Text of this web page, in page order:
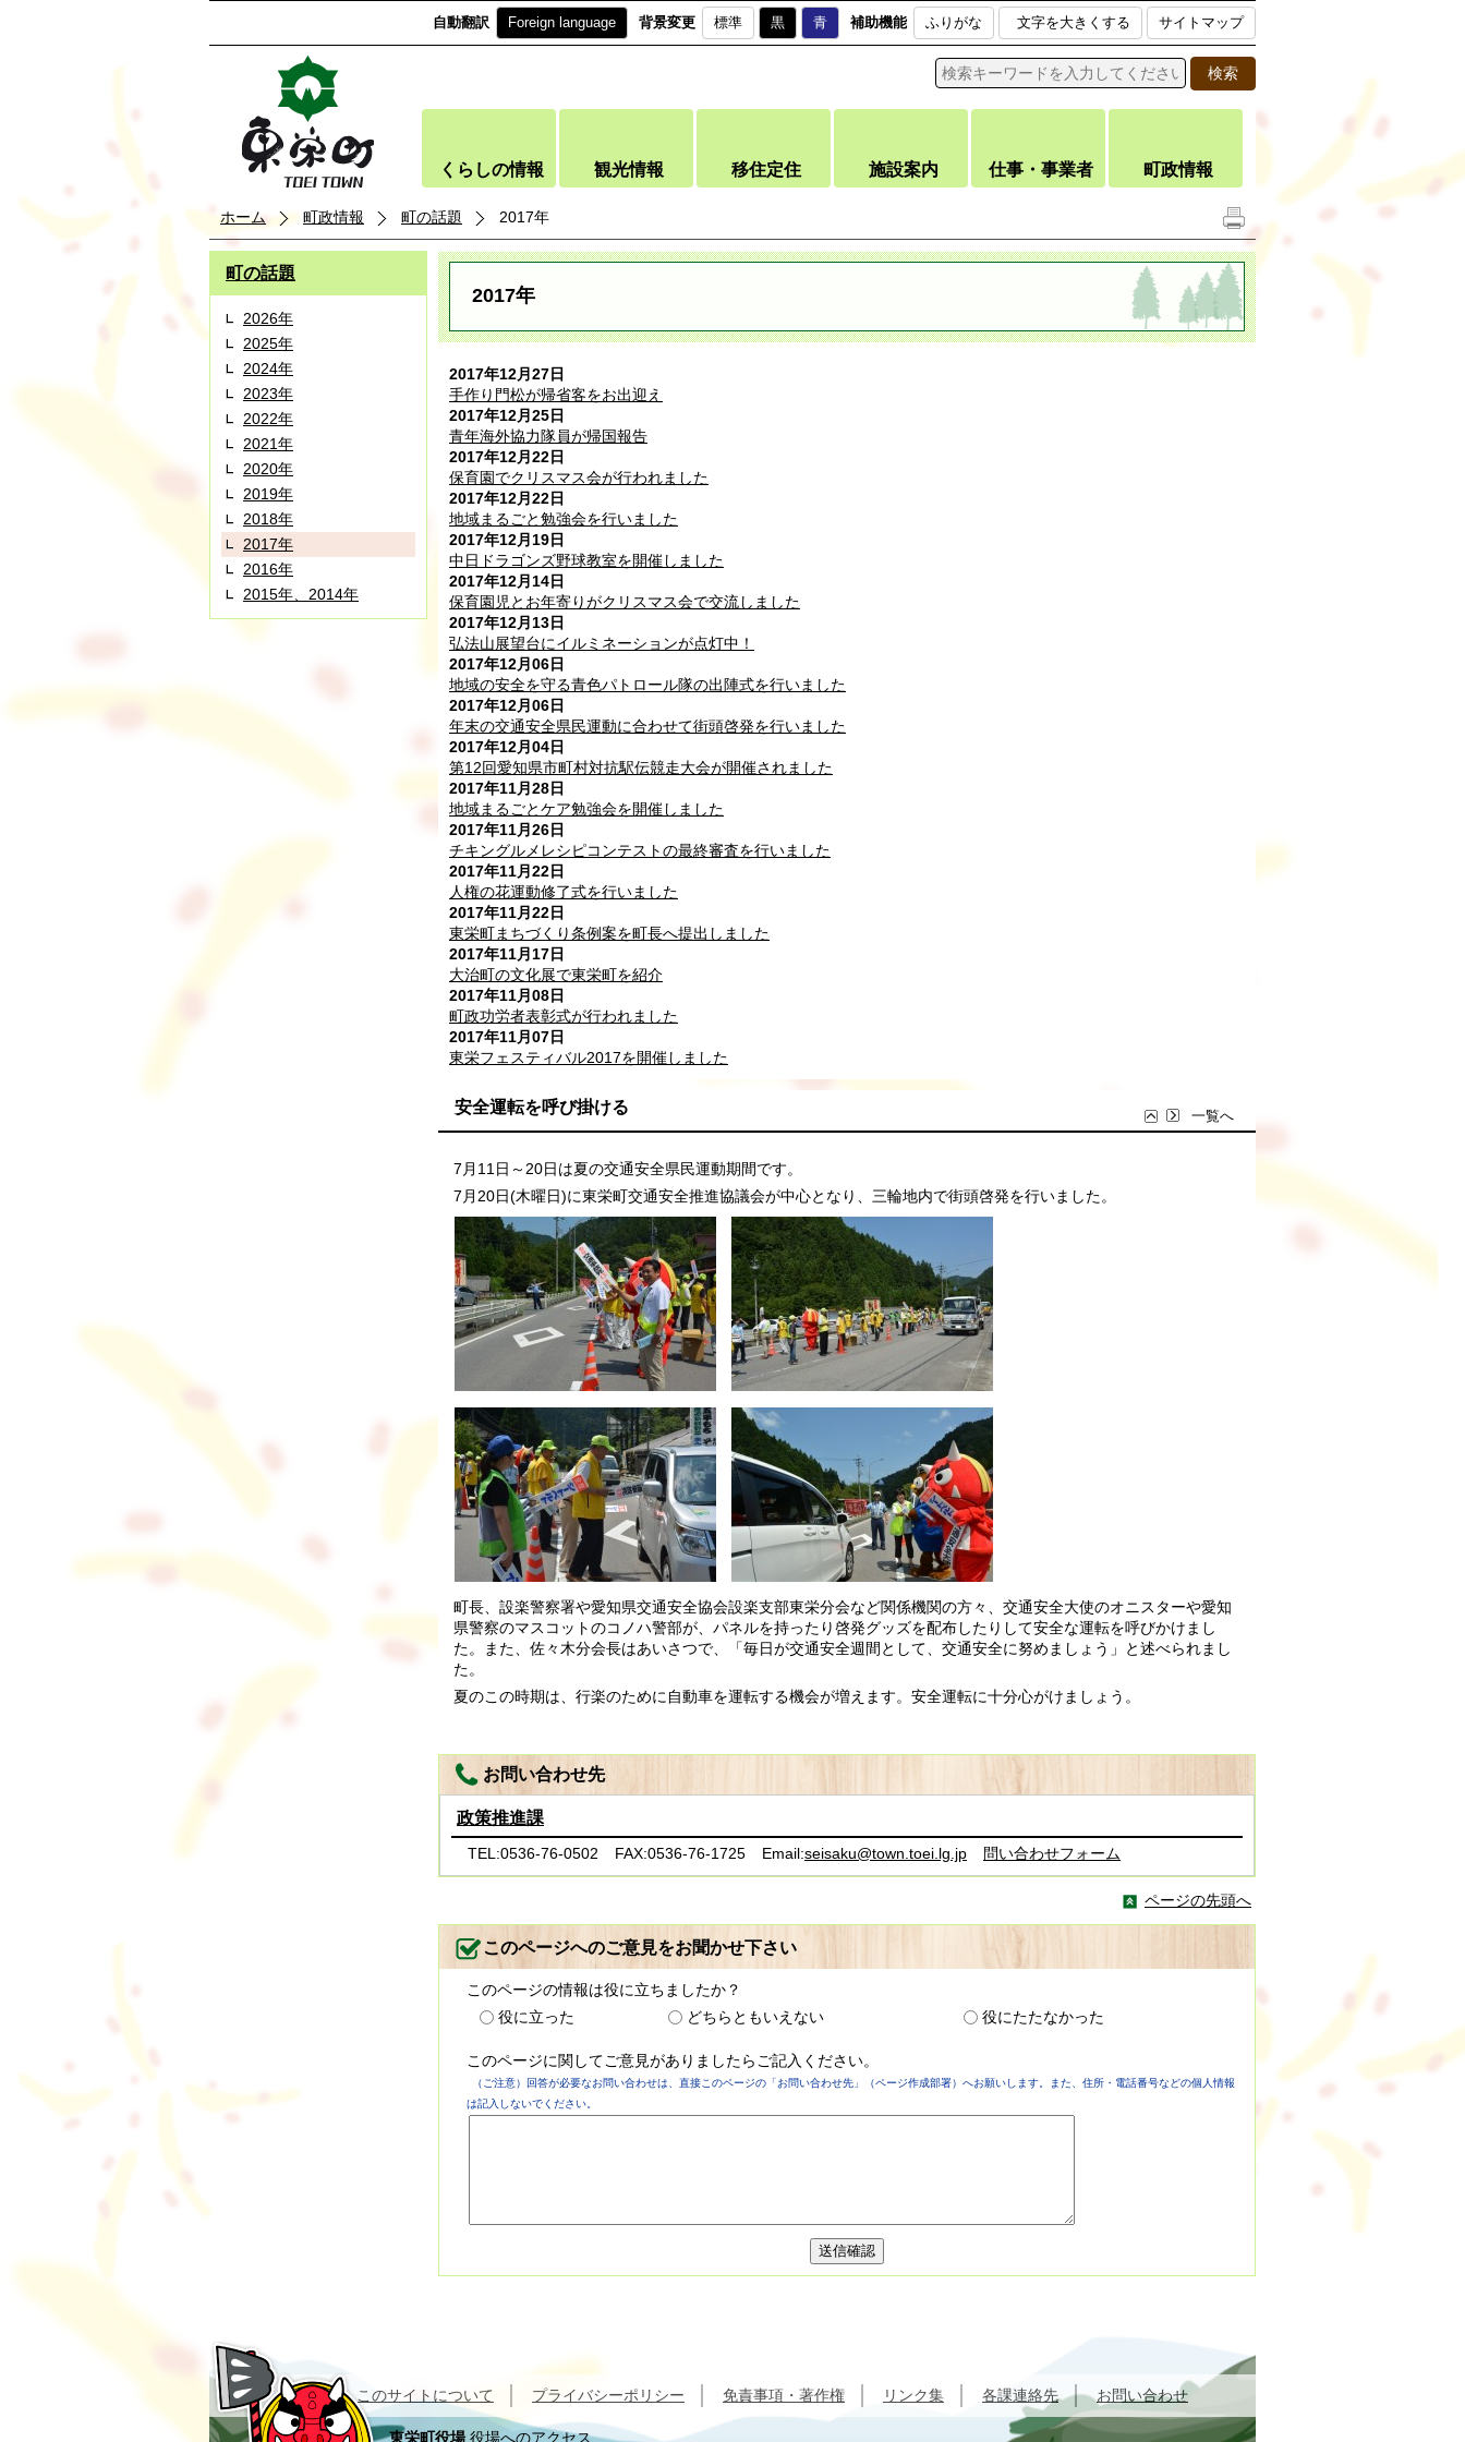
自動翻訳 Foreign language 背景変更 標準 黒 青 補助機能 ふりがな 文字を大きくする サイトマップ
くらしの情報 観光情報 移住定住 施設案内 仕事・事業者 町政情報
ホーム 町政情報 町の話題 2017年
町の話題
2026年
2025年
2024年
2023年
2022年
2021年
2020年
2019年
2018年
2017年
2016年
2015年、2014年
2017年
2017年12月27日
手作り門松が帰省客をお出迎え
2017年12月25日
青年海外協力隊員が帰国報告
2017年12月22日
保育園でクリスマス会が行われました
2017年12月22日
地域まるごと勉強会を行いました
2017年12月19日
中日ドラゴンズ野球教室を開催しました
2017年12月14日
保育園児とお年寄りがクリスマス会で交流しました
2017年12月13日
弘法山展望台にイルミネーションが点灯中！
2017年12月06日
地域の安全を守る青色パトロール隊の出陣式を行いました
2017年12月06日
年末の交通安全県民運動に合わせて街頭啓発を行いました
2017年12月04日
第12回愛知県市町村対抗駅伝競走大会が開催されました
2017年11月28日
地域まるごとケア勉強会を開催しました
2017年11月26日
チキングルメレシピコンテストの最終審査を行いました
2017年11月22日
人権の花運動修了式を行いました
2017年11月22日
東栄町まちづくり条例案を町長へ提出しました
2017年11月17日
大治町の文化展で東栄町を紹介
2017年11月08日
町政功労者表彰式が行われました
2017年11月07日
東栄フェスティバル2017を開催しました
安全運転を呼び掛ける 一覧へ
7月11日～20日は夏の交通安全県民運動期間です。
7月20日(木曜日)に東栄町交通安全推進協議会が中心となり、三輪地内で街頭啓発を行いました。
町長、設楽警察署や愛知県交通安全協会設楽支部東栄分会など関係機関の方々、交通安全大使のオニスターや愛知
県警察のマスコットのコノハ警部が、パネルを持ったり啓発グッズを配布したりして安全な運転を呼びかけまし
た。また、佐々木分会長はあいさつで、「毎日が交通安全週間として、交通安全に努めましょう」と述べられまし
た。
夏のこの時期は、行楽のために自動車を運転する機会が増えます。安全運転に十分心がけましょう。
お問い合わせ先
政策推進課
TEL:0536-76-0502 FAX:0536-76-1725 Email:seisaku@town.toei.lg.jp 問い合わせフォーム
ページの先頭へ
このページへのご意見をお聞かせ下さい
このページの情報は役に立ちましたか？
役に立った
どちらともいえない 役にたたなかった
このページに関してご意見がありましたらご記入ください。
（ご注意）回答が必要なお問い合わせは、直接このページの「お問い合わせ先」（ページ作成部署）へお願いします。また、住所・電話番号などの個人情報
は記入しないでください。
このサイトについて プライバシーポリシー 免責事項・著作権 リンク集 各課連絡先 お問い合わせ
東栄町役場 役場へのアクセス